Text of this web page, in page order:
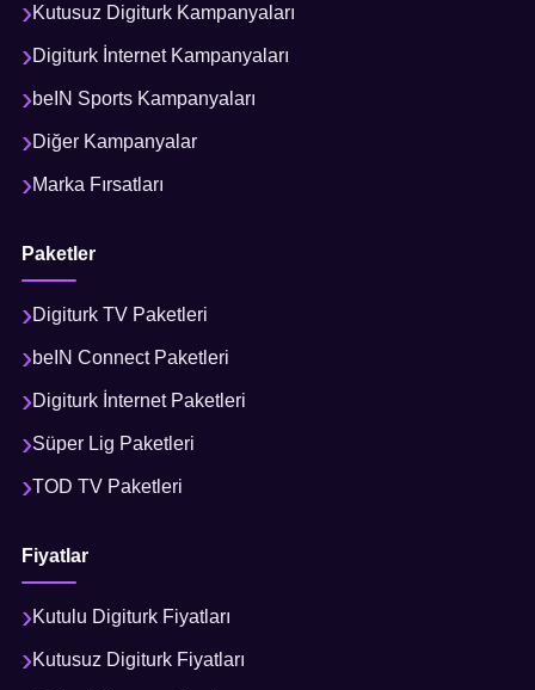
Kutusuz Digiturk Kampanyaları
Digiturk İnternet Kampanyaları
beIN Sports Kampanyaları
Diğer Kampanyalar
Marka Fırsatları
Paketler
Digiturk TV Paketleri
beIN Connect Paketleri
Digiturk İnternet Paketleri
Süper Lig Paketleri
TOD TV Paketleri
Fiyatlar
Kutulu Digiturk Fiyatları
Kutusuz Digiturk Fiyatları